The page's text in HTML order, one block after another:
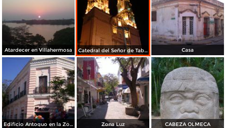
Atardecer en Villahermosa Catedral del Señor de Tabasco Casa
Edificio Antoguo en la Zona Luz Zona Luz CABEZA OLMECA